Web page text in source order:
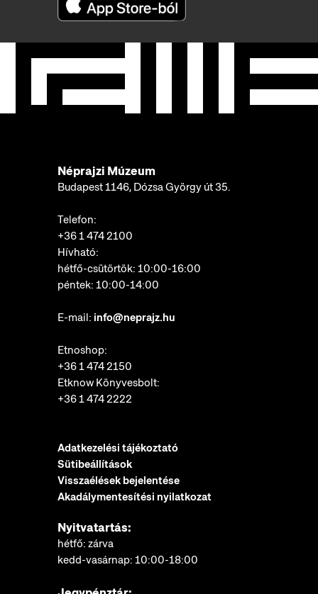
Néprajzi Múzeum
Budapest 1146, Dózsa György út 35.
Telefon:
+36 1 474 2100
Hívható:
hétfő-csütörtök: 10:00-16:00
péntek: 10:00-14:00
E-mail: info@neprajz.hu
Etnoshop:
+36 1 474 2150
Etknow Könyvesbolt:
+36 1 474 2222
Adatkezelési tájékoztató
Sütibeállítások
Visszaélések bejelentése
Akadálymentesítési nyilatkozat
Nyitvatartás:
hétfő: zárva
kedd-vasárnap: 10:00-18:00